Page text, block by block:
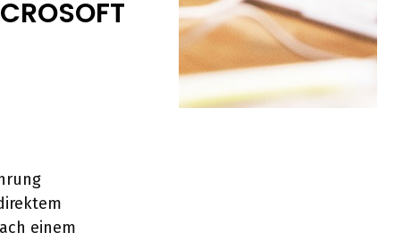
einem